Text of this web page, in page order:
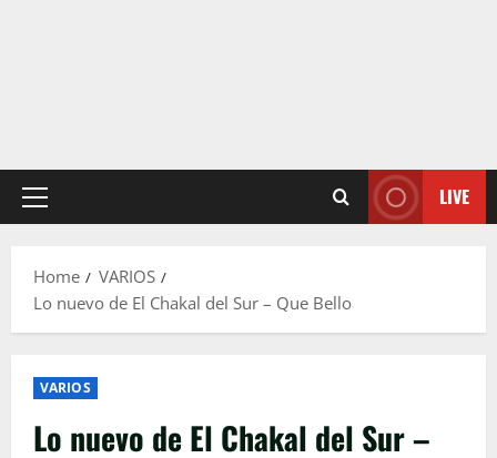
Primary
LIVE
Home
VARIOS
Lo nuevo de El Chakal del Sur – Que Bello
VARIOS
Lo nuevo de El Chakal del Sur –